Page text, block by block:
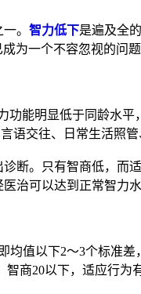
。 智力低下是遍及全
为一个不容忽视的问题
能明显低于同龄水
语交往、日常生活照
断。只有智商低，而
治可以达到正常智力水
值以下2～3个标准
商20以下，适应行为